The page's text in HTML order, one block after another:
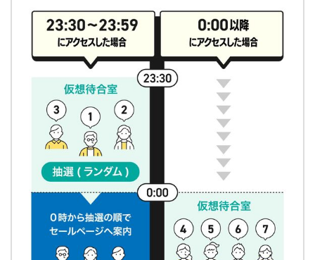
5月14日（火）0時〜5月16日
（木）23時59分
2024年7月1日〜9月30日
4月10日（水）0時〜4月11日
（木）23時59分
2024年5月7日〜6月30日
2月27日（火）0時〜2月29日
（木）23時59分
2024年4月1日〜5月31日
（除外日：4月27日〜29日、5
月3日〜6日）
2月6日（火）0時〜2月7日
（水）23時59分
2024年3月1日〜3月30日